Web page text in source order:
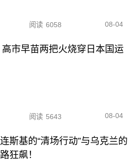
阅读 6058 08-04
市早苗两把火烧穿日本国运
阅读 5643 08-04
斯基的“清场行动”与乌克兰的
狂飙！